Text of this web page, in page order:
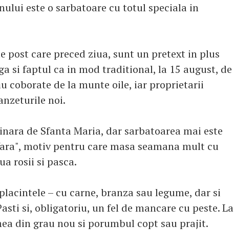
este o sarbatoare cu totul speciala in
post care preced ziua, sunt un pretext in plus
si faptul ca in mod traditional, la 15 august, de
coborate de la munte oile, iar proprietarii
noi.
de Sfanta Maria, dar sarbatoarea mai este
motiv pentru care masa seamana mult cu
rosii si pasca.
– cu carne, branza sau legume, dar si
si, obligatoriu, un fel de mancare cu peste. La
din grau nou si porumbul copt sau prajit.